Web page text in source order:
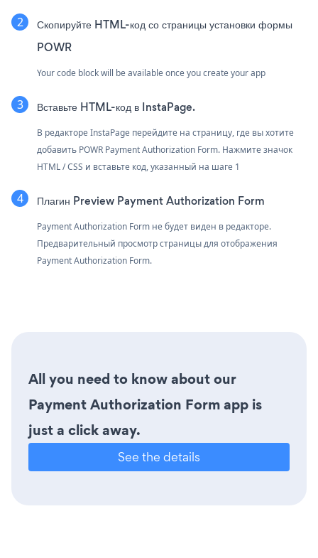
Скопируйте HTML-код со страницы установки формы
POWR
Your code block will be available once you create your app
Вставьте HTML-код в InstaPage.
В редакторе InstaPage перейдите на страницу, где вы хотите
добавить POWR Payment Authorization Form. Нажмите значок
HTML / CSS и вставьте код, указанный на шаге 1
Плагин Preview Payment Authorization Form
Payment Authorization Form не будет виден в редакторе.
Предварительный просмотр страницы для отображения
Payment Authorization Form.
All you need to know about our
Payment Authorization Form app is
just a click away.
See the details